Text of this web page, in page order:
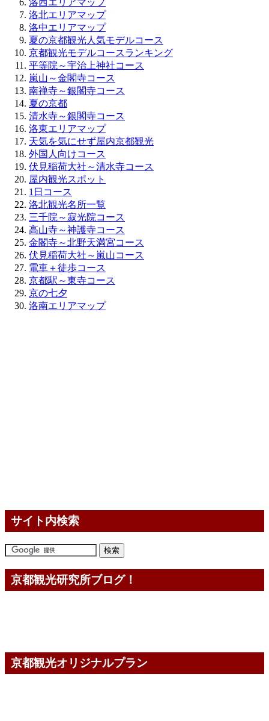
洛北エリアマップ
洛中エリアマップ
夏の京都観光人気モデルコース
京都観光モデルコースランキング
平等院～宇治上神社コース
嵐山～金閣寺コース
南禅寺～銀閣寺コース
夏の京都
清水寺～銀閣寺コース
洛東エリアマップ
天気を気にせず屋内京都観光
外国人向けコース
伏見稲荷大社～清水寺コース
屋内観光スポット
1日コース
洛北観光名所一覧
三千院～寂光院コース
高山寺～神護寺コース
金閣寺～北野天満宮コース
伏見稲荷大社～嵐山コース
電車＋徒歩コース
京都駅～東寺コース
京の七夕
洛南エリアマップ
サイト内検索
京都観光研究所ブログ！
京都観光オリジナルプラン